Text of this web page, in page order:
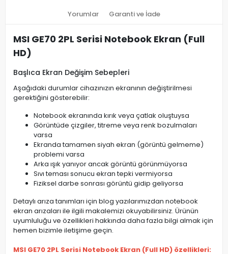
Yorumlar Garanti ve İade
MSI GE70 2PL Serisi Notebook Ekran (Full
HD)
Başlıca Ekran Değişim Sebepleri
Aşağıdaki durumlar cihazınızın ekranının değiştirilmesi
gerektiğini gösterebilir:
Notebook ekranında kırık veya çatlak oluştuysa
Görüntüde çizgiler, titreme veya renk bozulmaları
varsa
Ekranda tamamen siyah ekran (görüntü gelmeme)
problemi varsa
Arka ışık yanıyor ancak görüntü görünmüyorsa
Sıvı teması sonucu ekran tepki vermiyorsa
Fiziksel darbe sonrası görüntü gidip geliyorsa
Detaylı arıza tanımları için blog yazılarımızdan notebook
ekran arızaları ile ilgili makalemizi okuyabilirsiniz. Ürünün
uyumluluğu ve özellikleri hakkında daha fazla bilgi almak için
hemen bizimle iletişime geçin.
MSI GE70 2PL Serisi Notebook Ekran (Full HD) özellikleri: